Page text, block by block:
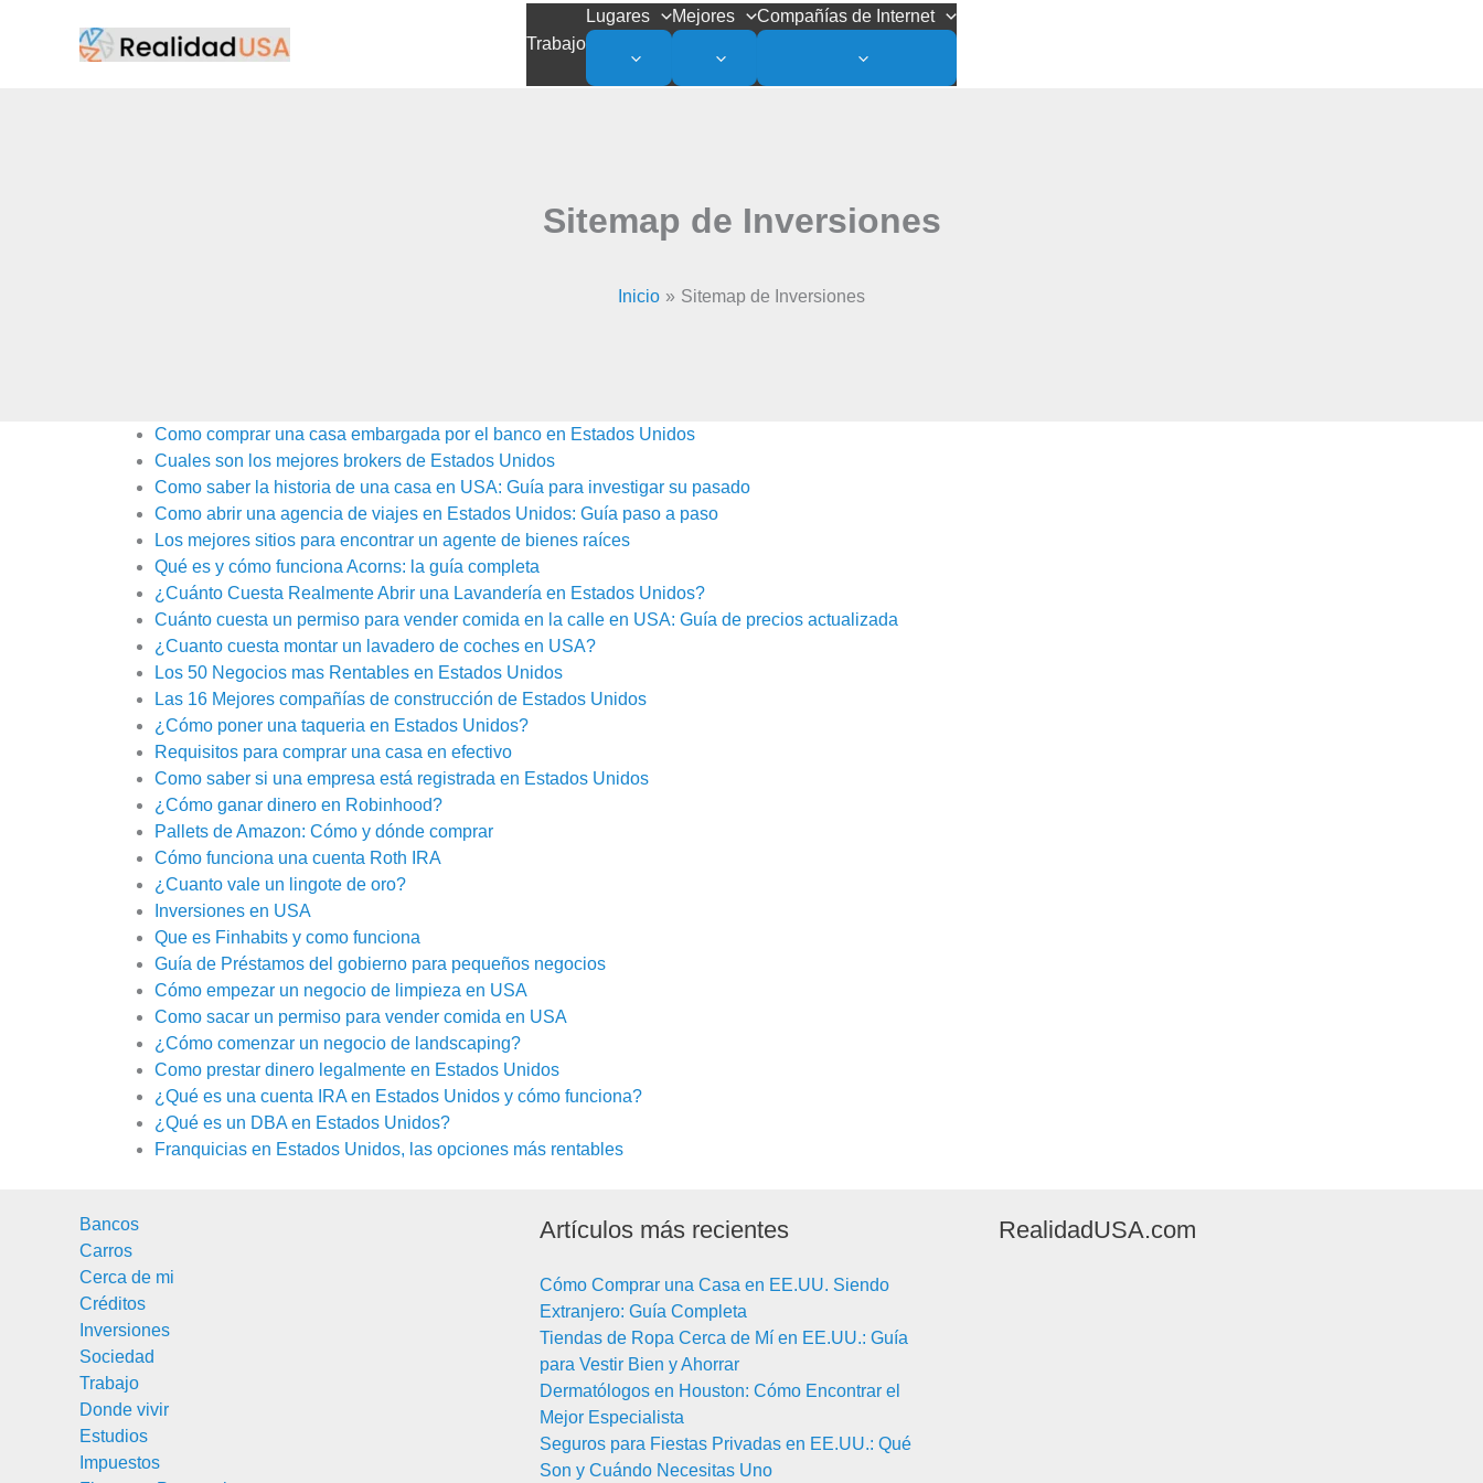
Trabajo
Lugares Mejores Compañías de Internet
Sitemap de Inversiones
Inicio Sitemap de Inversiones
Como comprar una casa embargada por el banco en Estados Unidos
Cuales son los mejores brokers de Estados Unidos
Como saber la historia de una casa en USA: Guía para investigar su pasado
Como abrir una agencia de viajes en Estados Unidos: Guía paso a paso
Los mejores sitios para encontrar un agente de bienes raíces
Qué es y cómo funciona Acorns: la guía completa
¿Cuánto Cuesta Realmente Abrir una Lavandería en Estados Unidos?
Cuánto cuesta un permiso para vender comida en la calle en USA: Guía de precios actualizada
¿Cuanto cuesta montar un lavadero de coches en USA?
Los 50 Negocios mas Rentables en Estados Unidos
Las 16 Mejores compañías de construcción de Estados Unidos
¿Cómo poner una taqueria en Estados Unidos?
Requisitos para comprar una casa en efectivo
Como saber si una empresa está registrada en Estados Unidos
¿Cómo ganar dinero en Robinhood?
Pallets de Amazon: Cómo y dónde comprar
Cómo funciona una cuenta Roth IRA
¿Cuanto vale un lingote de oro?
Inversiones en USA
Que es Finhabits y como funciona
Guía de Préstamos del gobierno para pequeños negocios
Cómo empezar un negocio de limpieza en USA
Como sacar un permiso para vender comida en USA
¿Cómo comenzar un negocio de landscaping?
Como prestar dinero legalmente en Estados Unidos
¿Qué es una cuenta IRA en Estados Unidos y cómo funciona?
¿Qué es un DBA en Estados Unidos?
Franquicias en Estados Unidos, las opciones más rentables
Bancos
Carros
Cerca de mi
Créditos
Inversiones
Sociedad
Trabajo
Donde vivir
Estudios
Impuestos
Artículos más recientes
Cómo Comprar una Casa en EE.UU. Siendo
Extranjero: Guía Completa
Tiendas de Ropa Cerca de Mí en EE.UU.: Guía
para Vestir Bien y Ahorrar
Dermatólogos en Houston: Cómo Encontrar el
Mejor Especialista
Seguros para Fiestas Privadas en EE.UU.: Qué
Son y Cuándo Necesitas Uno
RealidadUSA.com